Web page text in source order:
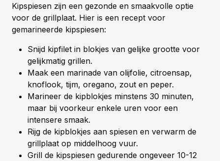
Kipspiesen zijn een gezonde en smaakvolle optie
voor de grillplaat. Hier is een recept voor
gemarineerde kipspiesen:
Snijd kipfilet in blokjes van gelijke grootte voor
gelijkmatig grillen.
Maak een marinade van olijfolie, citroensap,
knoflook, tijm, oregano, zout en peper.
Marineer de kipblokjes minstens 30 minuten,
maar bij voorkeur enkele uren voor een
intensere smaak.
Rijg de kipblokjes aan spiesen en verwarm de
grillplaat op middelhoog vuur.
Grill de kipspiesen gedurende ongeveer 10-12